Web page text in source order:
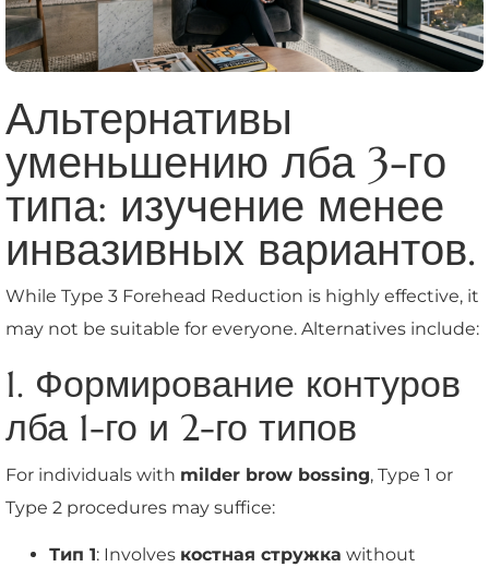
Альтернативы
уменьшению лба 3-го
типа: изучение менее
инвазивных вариантов.
While Type 3 Forehead Reduction is highly effective, it
may not be suitable for everyone. Alternatives include:
1. Формирование контуров
лба 1-го и 2-го типов
For individuals with milder brow bossing, Type 1 or
Type 2 procedures may suffice:
Тип 1: Involves костная стружка without